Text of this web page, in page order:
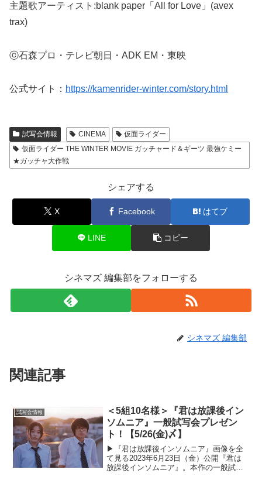
主題歌アーティスト:blank paper「All for Love」(avex
trax)
ⓒ石森プロ・テレビ朝日・ADK EM・東映
公式サイト： https://kamenrider-winter.com/story.html
試写会情報 CINEMA
仮面ライダー
仮面ライダー THE WINTER MOVIE ガッチャード＆ギーツ 最強ケミー
★ガッチャ大作戦
シェアする
X Facebook はてブ
LINE コピー
シネマズ 編集部をフォローする
シネマズ 編集部
関連記事
試写会情報
＜5組10名様＞『君は放課後イン
ソムニア』一般試写会プレゼン
ト！【5/26(金)〆】
▶︎『君は放課後インソムニア』画像を全
て見る2023年6月23日（金）公開『君は
放課後インソムニア』。本作の一般試写